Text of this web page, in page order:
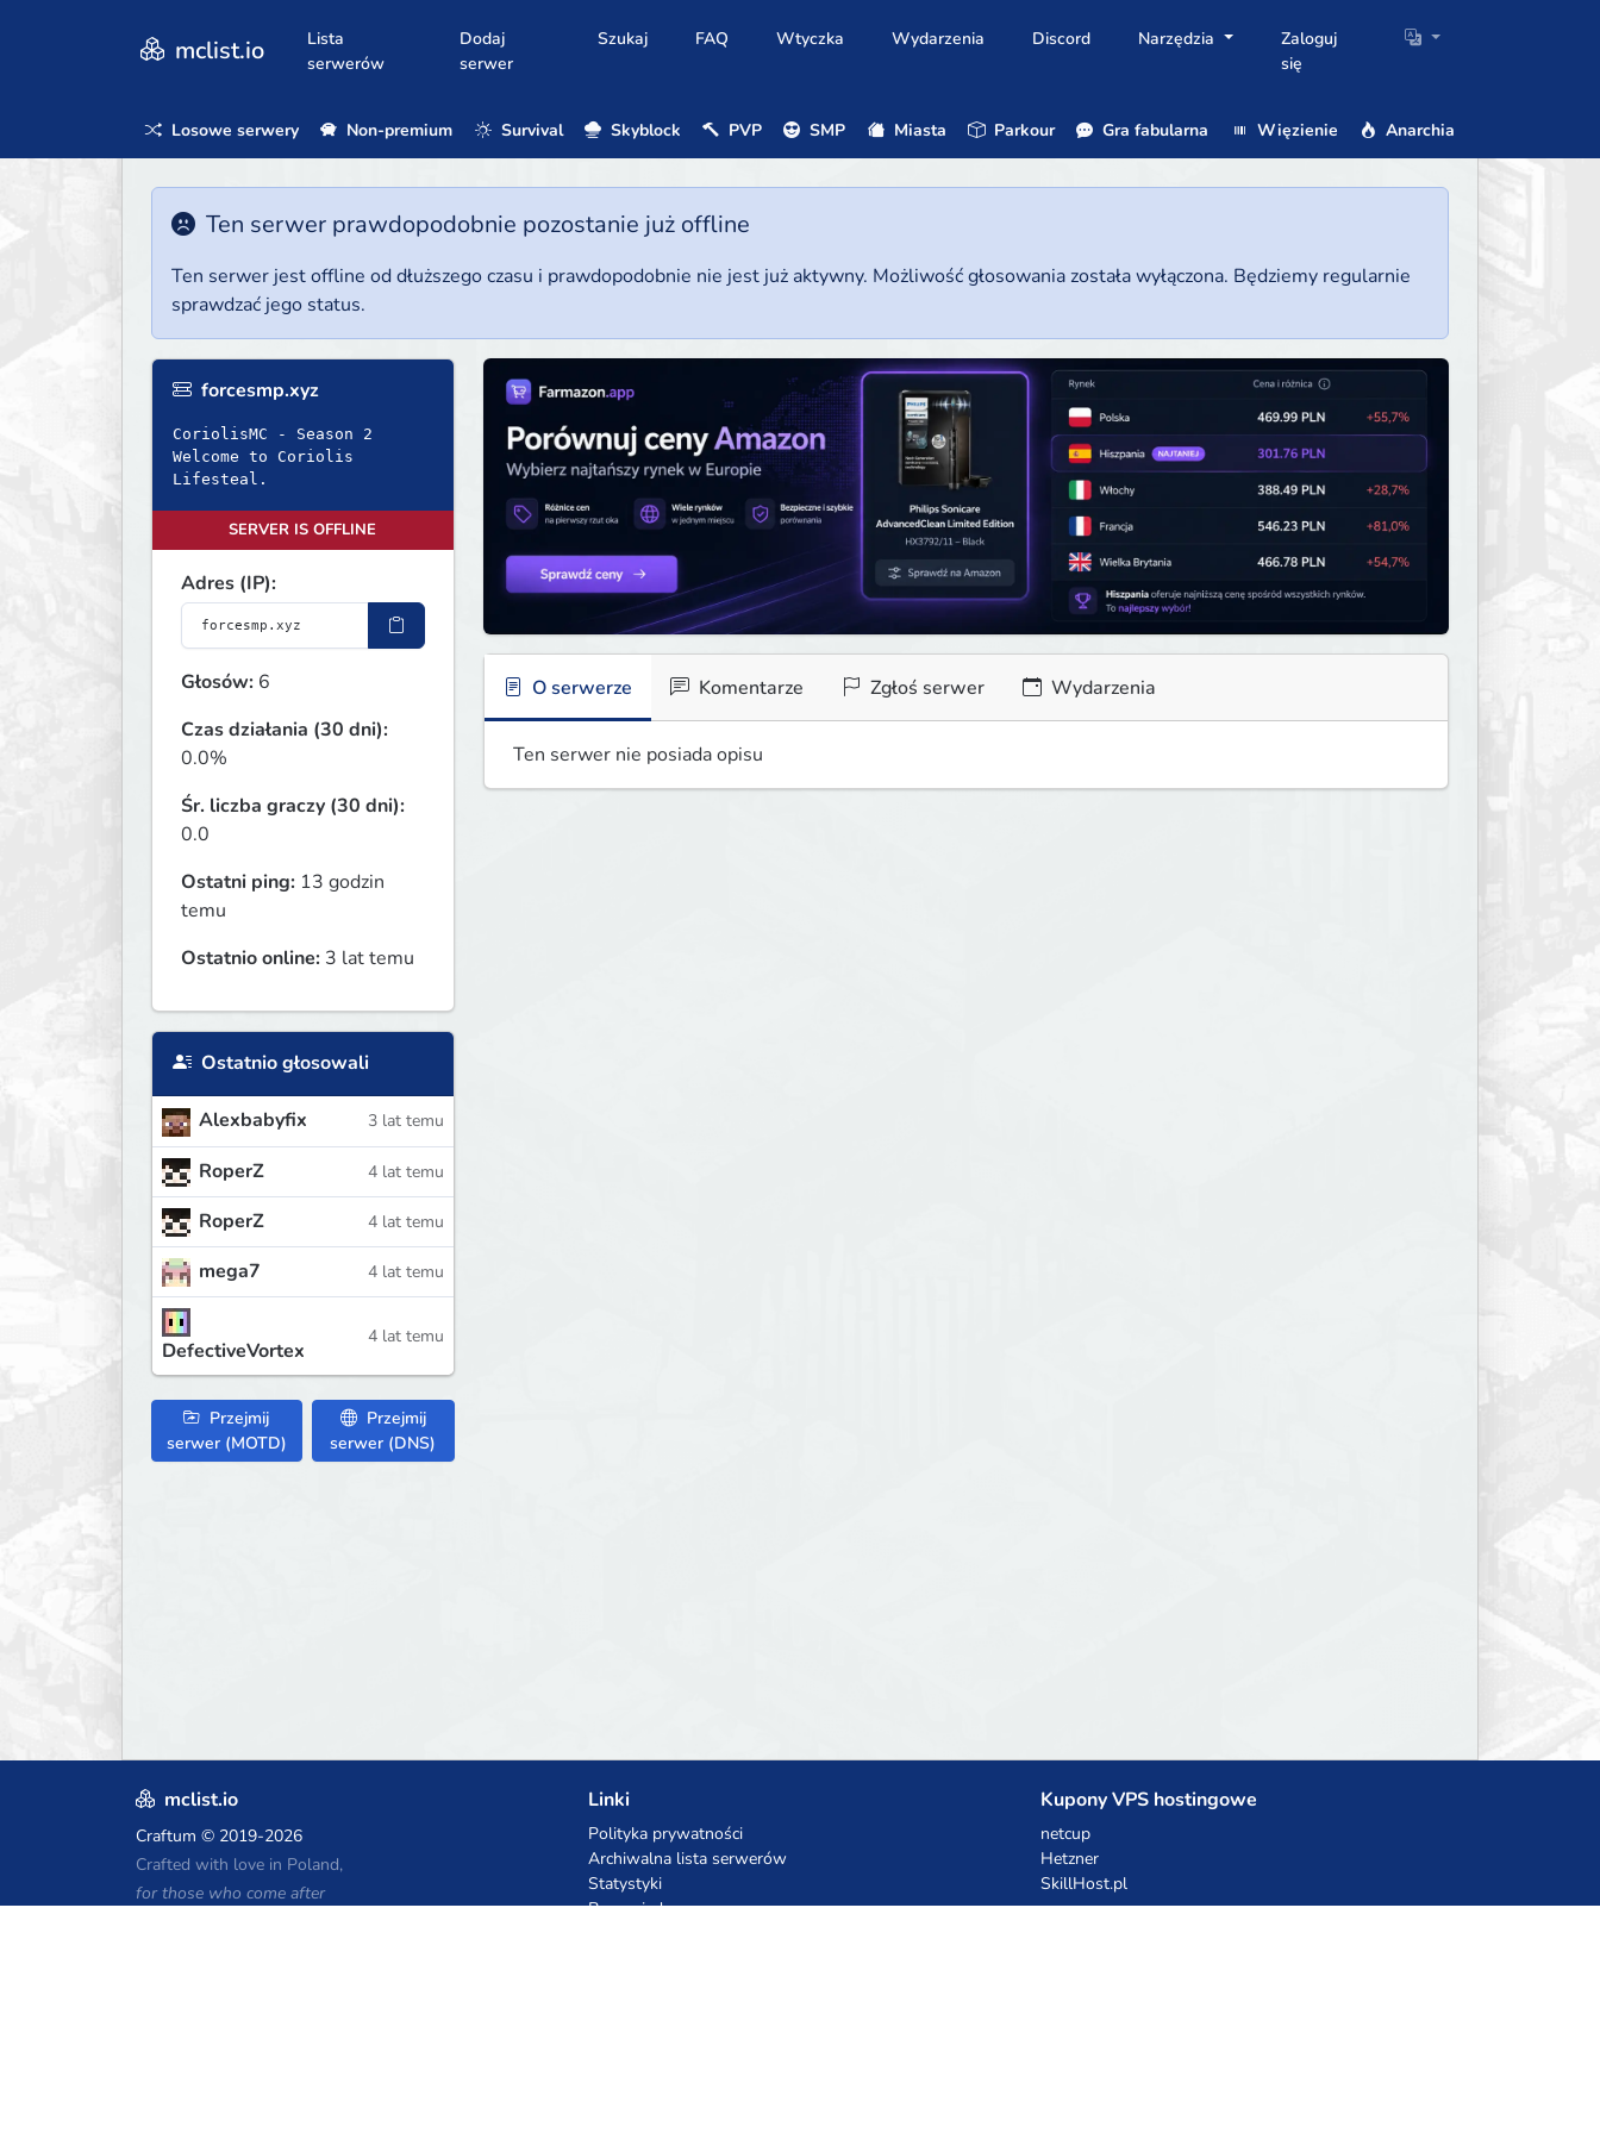
mclist.io
Lista
serwerów
Dodaj
serwer
Szukaj FAQ Wtyczka Wydarzenia Discord Narzędzia
Zaloguj
się
Losowe serwery Non-premium Survival Skyblock PVP SMP Miasta Parkour Gra fabularna Więzienie Anarchia
Ten serwer prawdopodobnie pozostanie już offline
Ten serwer jest offline od dłuższego czasu i prawdopodobnie nie jest już aktywny. Możliwość głosowania została wyłączona. Będziemy regularnie
sprawdzać jego status.
forcesmp.xyz
CoriolisMC - Season 2
Welcome to Coriolis
Lifesteal.
SERVER IS OFFLINE
Adres (IP):
Głosów: 6
Czas działania (30 dni):
0.0%
Śr. liczba graczy (30 dni):
0.0
Ostatni ping: 13 godzin
temu
Ostatnio online: 3 lat temu
Ostatnio głosowali
Alexbabyfix 3 lat temu
RoperZ 4 lat temu
RoperZ 4 lat temu
mega7 4 lat temu
DefectiveVortex
4 lat temu
Przejmij
serwer (MOTD)
Przejmij
serwer (DNS)
O serwerze Komentarze Zgłoś serwer Wydarzenia
Ten serwer nie posiada opisu
mclist.io
Craftum © 2019-2026
Crafted with love in Poland,
for those who come after
Linki
Polityka prywatności
Archiwalna lista serwerów
Statystyki
Baza wiedzy
Kupony VPS hostingowe
netcup
Hetzner
SkillHost.pl